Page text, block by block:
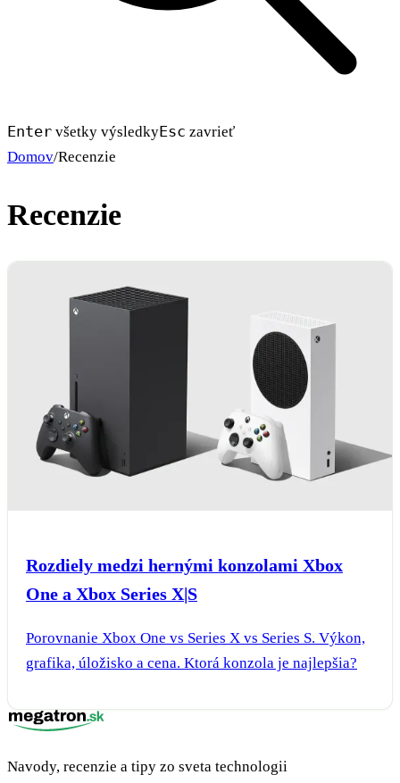
Enter všetky výsledkyEsc zavrieť
Domov/Recenzie
Recenzie
Rozdiely medzi hernými konzolami Xbox
One a Xbox Series X|S
Porovnanie Xbox One vs Series X vs Series S. Výkon,
grafika, úložisko a cena. Ktorá konzola je najlepšia?
Navody, recenzie a tipy zo sveta technologii